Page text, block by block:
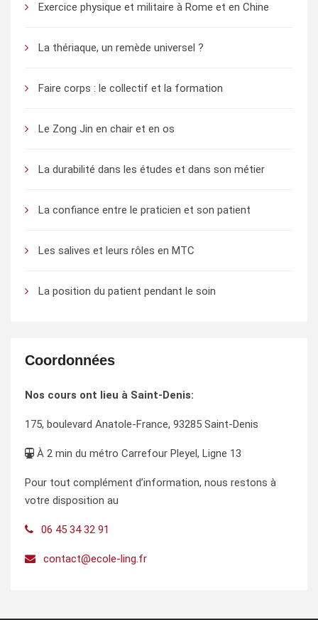
Exercice physique et militaire à Rome et en Chine
La thériaque, un remède universel ?
Faire corps : le collectif et la formation
Le Zong Jin en chair et en os
La durabilité dans les études et dans son métier
La confiance entre le praticien et son patient
Les salives et leurs rôles en MTC
La position du patient pendant le soin
Coordonnées
Nos cours ont lieu à Saint-Denis:
175, boulevard Anatole-France, 93285 Saint-Denis
À 2 min du métro Carrefour Pleyel, Ligne 13
Pour tout complément d’information, nous restons à
votre disposition au
06 45 34 32 91
contact@ecole-ling.fr